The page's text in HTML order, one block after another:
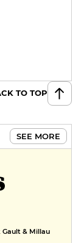
TO TOP
SEE MORE
& Millau